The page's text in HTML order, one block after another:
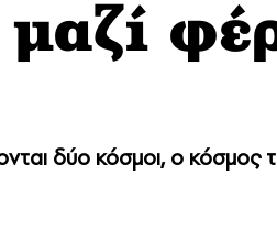
μαζί
δύο κόσμοι, ο